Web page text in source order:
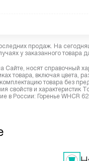
продаж. На
у заказанного товара
носят справочный
товара, включая цвета,
товара без
свойств и
в России: Горенье WHCR